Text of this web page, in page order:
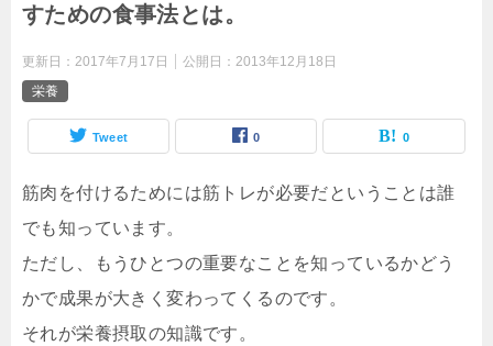
すための食事法とは。
更新日： 2017年7月17日 公開日： 2013年12月18日
栄養
Tweet 0 0
筋肉を付けるためには筋トレが必要だということは誰
でも知っています。
ただし、もうひとつの重要なことを知っているかどう
かで成果が大きく変わってくるのです。
それが栄養摂取の知識です。